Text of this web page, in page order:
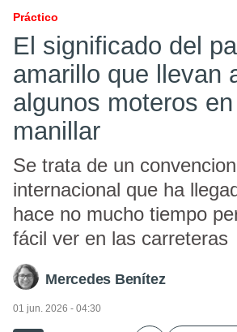
Práctico
El significado del
amarillo que llevan
algunos moteros en
manillar
Se trata de un
internacional que ha
hace no mucho tiempo
fácil ver en las carreteras
Mercedes Benítez
01 jun. 2026 - 04:30